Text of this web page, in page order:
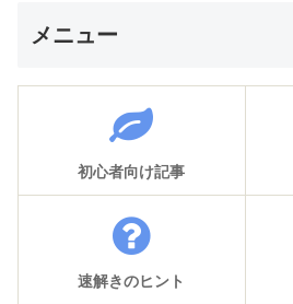
メニュー
初心者向け記事
速解きのヒント